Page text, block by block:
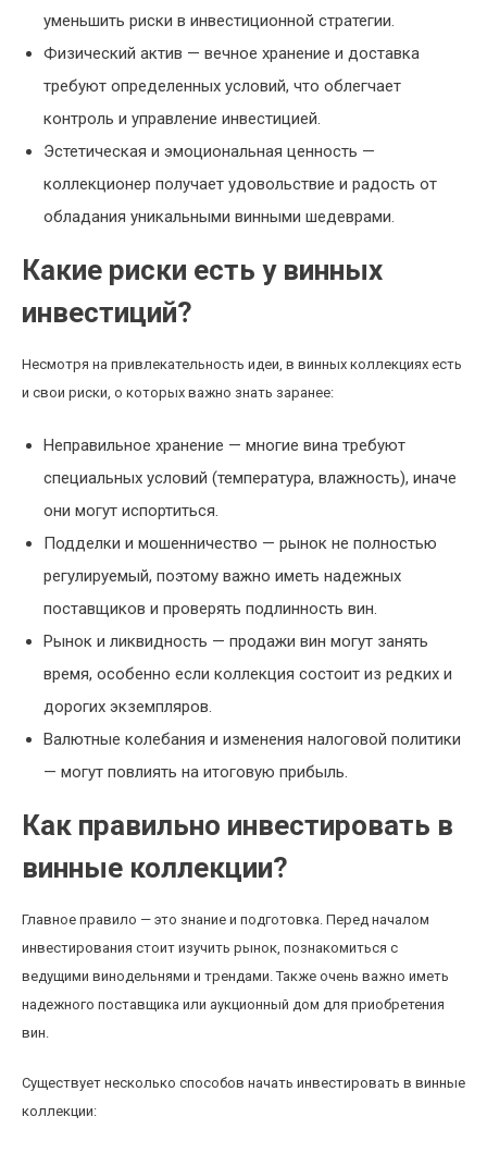
уменьшить риски в инвестиционной стратегии.
Физический актив — вечное хранение и доставка
требуют определенных условий, что облегчает
контроль и управление инвестицией.
Эстетическая и эмоциональная ценность —
коллекционер получает удовольствие и радость от
обладания уникальными винными шедеврами.
Какие риски есть у винных
инвестиций?
Несмотря на привлекательность идеи, в винных коллекциях есть
и свои риски, о которых важно знать заранее:
Неправильное хранение — многие вина требуют
специальных условий (температура, влажность), иначе
они могут испортиться.
Подделки и мошенничество — рынок не полностью
регулируемый, поэтому важно иметь надежных
поставщиков и проверять подлинность вин.
Рынок и ликвидность — продажи вин могут занять
время, особенно если коллекция состоит из редких и
дорогих экземпляров.
Валютные колебания и изменения налоговой политики
— могут повлиять на итоговую прибыль.
Как правильно инвестировать в
винные коллекции?
Главное правило — это знание и подготовка. Перед началом
инвестирования стоит изучить рынок, познакомиться с
ведущими винодельнями и трендами. Также очень важно иметь
надежного поставщика или аукционный дом для приобретения
вин.
Существует несколько способов начать инвестировать в винные
коллекции: